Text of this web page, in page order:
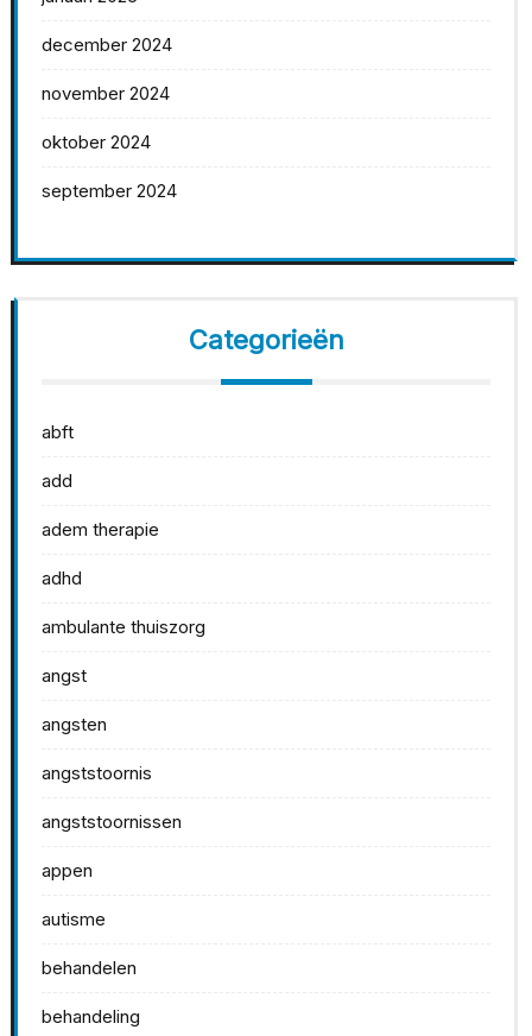
december 2024
november 2024
oktober 2024
september 2024
Categorieën
abft
add
adem therapie
adhd
ambulante thuiszorg
angst
angsten
angststoornis
angststoornissen
appen
autisme
behandelen
behandeling